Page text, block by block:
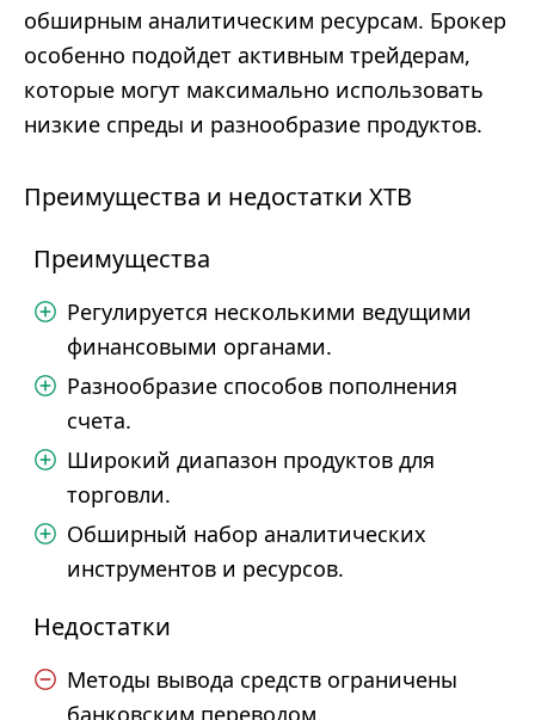
обширным аналитическим ресурсам. Брокер
особенно подойдет активным трейдерам,
которые могут максимально использовать
низкие спреды и разнообразие продуктов.
Преимущества и недостатки XTB
Преимущества
Регулируется несколькими ведущими
финансовыми органами.
Разнообразие способов пополнения
счета.
Широкий диапазон продуктов для
торговли.
Обширный набор аналитических
инструментов и ресурсов.
Недостатки
Методы вывода средств ограничены
банковским переводом.